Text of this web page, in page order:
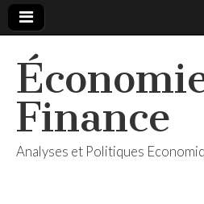
Finance
Analyses et Politiques